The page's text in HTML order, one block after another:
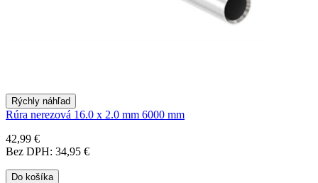
Rýchly náhľad
Rúra nerezová 16.0 x 2.0 mm 6000 mm
42,99 €
Bez DPH: 34,95 €
Do košíka